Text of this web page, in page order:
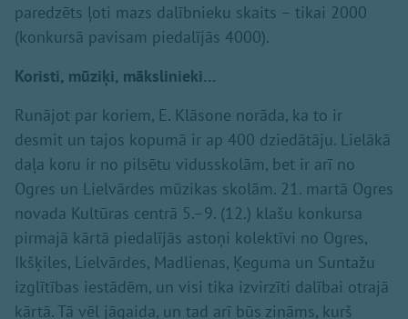
paredzēts ļoti mazs dalībnieku skaits – tikai 2000
(konkursā pavisam piedalījās 4000).
Koristi, mūziķi, mākslinieki…
Runājot par koriem, E. Klāsone norāda, ka to ir
desmit un tajos kopumā ir ap 400 dziedātāju. Lielākā
daļa koru ir no pilsētu vidusskolām, bet ir arī no
Ogres un Lielvārdes mūzikas skolām. 21. martā Ogres
novada Kultūras centrā 5.–9. (12.) klašu konkursa
pirmajā kārtā piedalījās astoņi kolektīvi no Ogres,
Ikšķiles, Lielvārdes, Madlienas, Ķeguma un Suntažu
izglītības iestādēm, un visi tika izvirzīti dalībai otrajā
kārtā. Tā vēl jāgaida, un tad arī būs zināms, kurš